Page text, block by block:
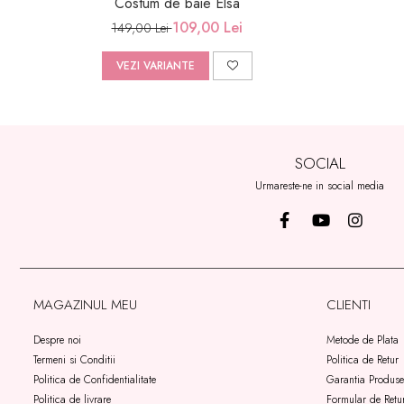
149,00 Lei109,00 Lei
VEZI VARIANTE
SOCIAL
Urmareste-ne in social media
MAGAZINUL MEU
Despre noi
Termeni si Conditii
Politica de Confidentialitate
Politica de livrare
CLIENTI
Metode de Plata
Politica de Retur
Garantia
Formular de